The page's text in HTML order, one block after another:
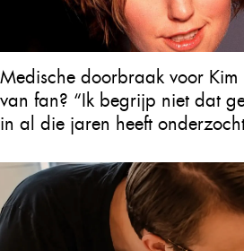
Medische doorbraak voor
van fan? “Ik begrijp niet dat
in al die jaren heeft